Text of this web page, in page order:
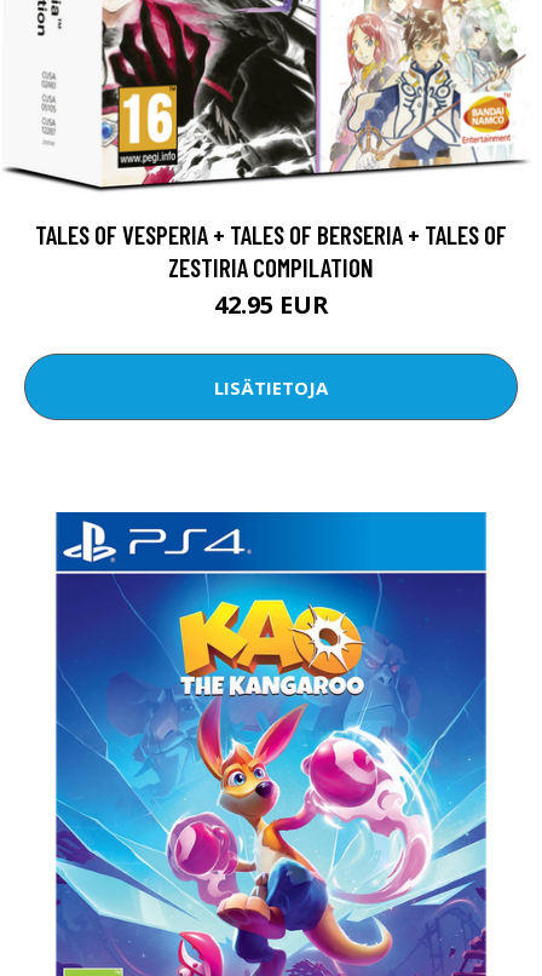
TALES OF VESPERIA + TALES OF BERSERIA + TALES OF
ZESTIRIA COMPILATION
42.95 EUR
LISÄTIETOJA